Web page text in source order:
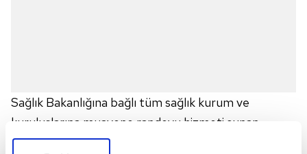
Sağlık Bakanlığına bağlı tüm sağlık kurum ve
kuruluşlarına muayene randevu hizmeti sunan
Merkezi Hekim Randevu Sistemi